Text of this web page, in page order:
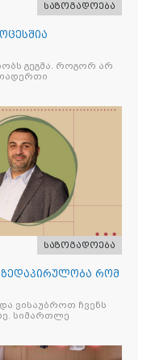
საზოგადოება
გეგმა. როგორ არ
საზოგადოება
ზედაპირულობა რომ
ვისაუბროთ ჩვენს
სიმართლე